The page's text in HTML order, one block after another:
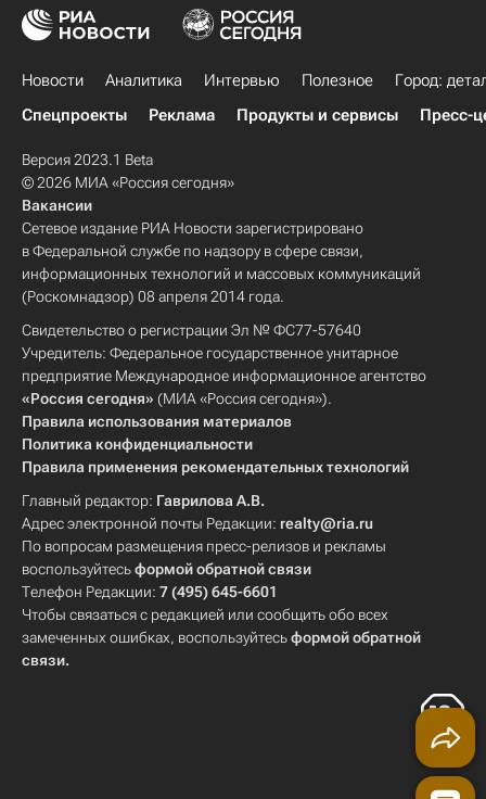
Новости Аналитика Интервью Полезное
Город:
Спецпроекты
Реклама Продукты и сервисы Пресс-
Версия 2023.1 Beta
© 2026 МИА «Россия сегодня»
Вакансии
Сетевое издание РИА Новости зарегистрировано
в Федеральной службе по надзору в сфере связи,
информационных технологий и массовых коммуникаций
(Роскомнадзор) 08 апреля 2014 года.
Свидетельство о регистрации Эл № ФС77-57640
Учредитель: Федеральное государственное унитарное
предприятие Международное информационное агентство
«Россия сегодня» (МИА «Россия сегодня»).
Правила использования материалов
Политика конфиденциальности
Правила применения рекомендательных технологий
Главный редактор: Гаврилова А.В.
Адрес электронной почты Редакции: realty@ria.ru
По вопросам размещения пресс-релизов и рекламы
воспользуйтесьформой обратной связи
Телефон Редакции: 7 (495) 645-6601
Чтобы связаться с редакцией или сообщить обо всех
замеченных ошибках, воспользуйтесьформой обратной
связи.